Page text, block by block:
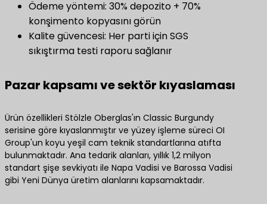
Ödeme yöntemi: 30% depozito + 70%
konşimento kopyasını görün
Kalite güvencesi: Her parti için SGS
sıkıştırma testi raporu sağlanır
​Pazar kapsamı ve sektör kıyaslaması​
Ürün özellikleri Stölzle Oberglas'ın Classic Burgundy
serisine göre kıyaslanmıştır ve yüzey işleme süreci OI
Group'un koyu yeşil cam teknik standartlarına atıfta
bulunmaktadır. Ana tedarik alanları, yıllık 1,2 milyon
standart şişe sevkiyatı ile Napa Vadisi ve Barossa Vadisi
gibi Yeni Dünya üretim alanlarını kapsamaktadır.